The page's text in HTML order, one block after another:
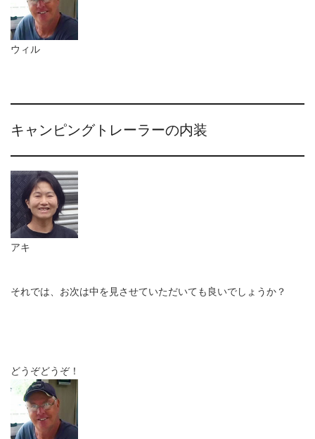
ウィル
キャンピングトレーラーの内装
アキ
それでは、お次は中を見させていただいても良いでしょうか？
どうぞどうぞ！